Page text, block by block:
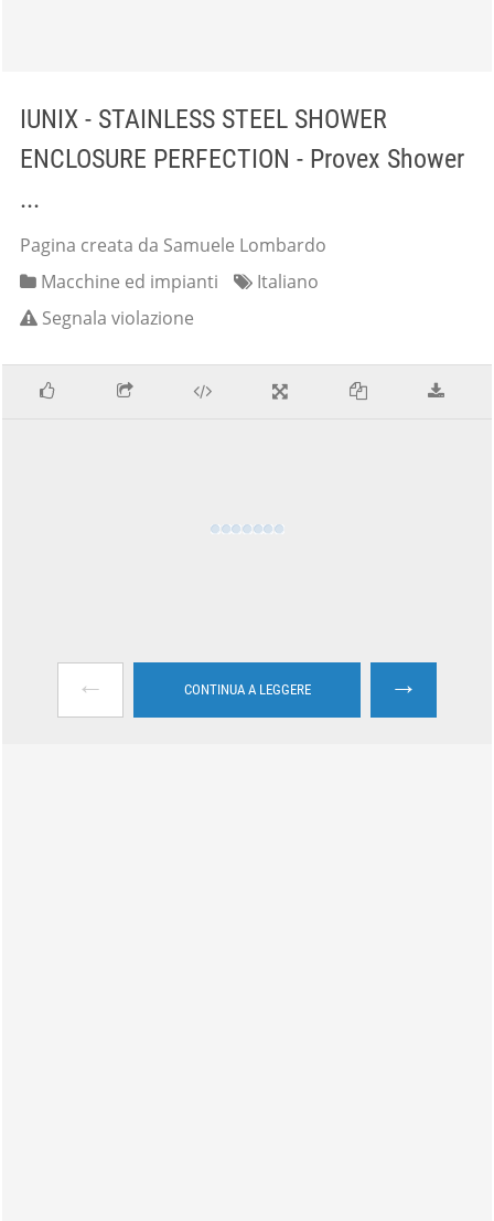
IUNIX - STAINLESS STEEL SHOWER
ENCLOSURE PERFECTION - Provex Shower
...
Pagina creata da Samuele Lombardo
Macchine ed impianti
Italiano
Segnala violazione
← CONTINUA A LEGGERE →